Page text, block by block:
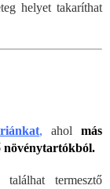
helyet takaríthat
, ahol más
növénytartókból.
termesztő